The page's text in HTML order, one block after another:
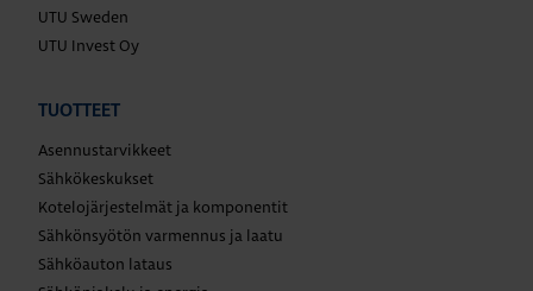
UTU Sweden
UTU Invest Oy
TUOTTEET
Asennustarvikkeet
Sähkökeskukset
Kotelojärjestelmät ja komponentit
Sähkönsyötön varmennus ja laatu
Sähköauton lataus